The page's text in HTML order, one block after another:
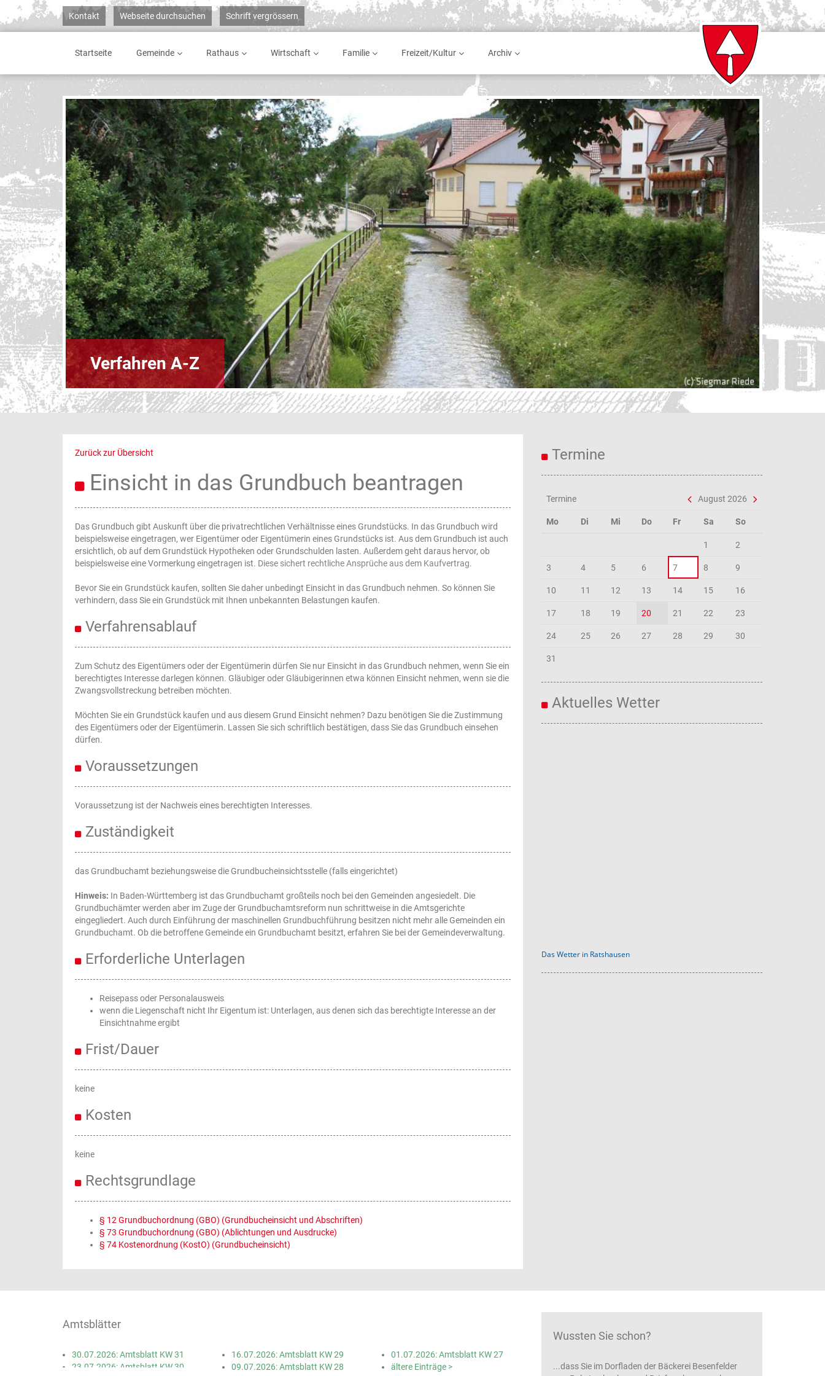
Kontakt Webseite durchsuchen Schrift vergrössern
Startseite Gemeinde Rathaus Wirtschaft Familie Freizeit/Kultur Archiv
Verfahren A-Z
Zurück zur Übersicht
Einsicht in das Grundbuch beantragen
Das Grundbuch gibt Auskunft über die privatrechtlichen Verhältnisse eines Grundstücks. In das Grundbuch wird
beispielsweise eingetragen, wer Eigentümer oder Eigentümerin eines Grundstücks ist. Aus dem Grundbuch ist auch
ersichtlich, ob auf dem Grundstück Hypotheken oder Grundschulden lasten. Außerdem geht daraus hervor, ob
beispielsweise eine Vormerkung eingetragen ist. Diese sichert rechtliche Ansprüche aus dem Kaufvertrag.
Bevor Sie ein Grundstück kaufen, sollten Sie daher unbedingt Einsicht in das Grundbuch nehmen. So können Sie
verhindern, dass Sie ein Grundstück mit Ihnen unbekannten Belastungen kaufen.
Verfahrensablauf
Zum Schutz des Eigentümers oder der Eigentümerin dürfen Sie nur Einsicht in das Grundbuch nehmen, wenn Sie ein
berechtigtes Interesse darlegen können. Gläubiger oder Gläubigerinnen etwa können Einsicht nehmen, wenn sie die
Zwangsvollstreckung betreiben möchten.
Möchten Sie ein Grundstück kaufen und aus diesem Grund Einsicht nehmen? Dazu benötigen Sie die Zustimmung
des Eigentümers oder der Eigentümerin. Lassen Sie sich schriftlich bestätigen, dass Sie das Grundbuch einsehen
dürfen.
Voraussetzungen
Voraussetzung ist der Nachweis eines berechtigten Interesses.
Zuständigkeit
das Grundbuchamt beziehungsweise die Grundbucheinsichtsstelle (falls eingerichtet)
Hinweis: In Baden-Württemberg ist das Grundbuchamt großteils noch bei den Gemeinden angesiedelt. Die
Grundbuchämter werden aber im Zuge der Grundbuchamtsreform nun schrittweise in die Amtsgerichte
eingegliedert. Auch durch Einführung der maschinellen Grundbuchführung besitzen nicht mehr alle Gemeinden ein
Grundbuchamt. Ob die betroffene Gemeinde ein Grundbuchamt besitzt, erfahren Sie bei der Gemeindeverwaltung.
Erforderliche Unterlagen
Reisepass oder Personalausweis
wenn die Liegenschaft nicht Ihr Eigentum ist: Unterlagen, aus denen sich das berechtigte Interesse an der
Einsichtnahme ergibt
Frist/Dauer
keine
Kosten
keine
Rechtsgrundlage
§ 12 Grundbuchordnung (GBO) (Grundbucheinsicht und Abschriften)
§ 73 Grundbuchordnung (GBO) (Ablichtungen und Ausdrucke)
§ 74 Kostenordnung (KostO) (Grundbucheinsicht)
Termine
Termine August 2026
Mo Di Mi Do Fr Sa So
1 2
3 4 5 6 7 8 9
10 11 12 13 14 15 16
17 18 19 20 21 22 23
24 25 26 27 28 29 30
31
Aktuelles Wetter
Das Wetter in Ratshausen
Amtsblätter
30.07.2026: Amtsblatt KW 31
23.07.2026: Amtsblatt KW 30
16.07.2026: Amtsblatt KW 29
09.07.2026: Amtsblatt KW 28
01.07.2026: Amtsblatt KW 27
ältere Einträge >
Wussten Sie schon?
...dass Sie im Dorfladen der Bäckerei Besenfelder